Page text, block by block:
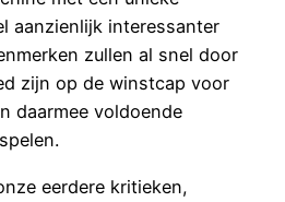
aanzienlijk interessanter
zullen al snel door
zijn op de winstcap voor
daarmee voldoende
eerdere kritieken,